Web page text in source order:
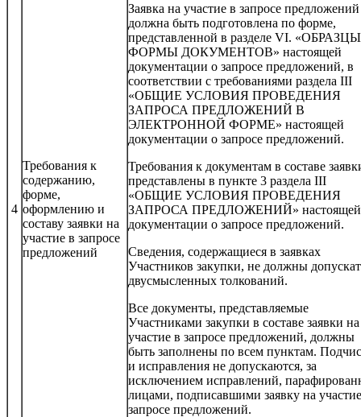
4
Требования к
содержанию,
форме,
оформлению и
составу заявки на
участие в запросе
предложений
Заявка на участие в запросе предложений
должна быть подготовлена по форме,
представленной в разделе VI.
ФОРМЫ ДОКУМЕНТОВ» настоящей
документации о запросе предложений, в
соответствии с требованиями раздела III
«ОБЩИЕ УСЛОВИЯ ПРОВЕДЕНИЯ
ЗАПРОСА ПРЕДЛОЖЕНИЙ В
ЭЛЕКТРОННОЙ ФОРМЕ» настоящей
документации о запросе предложений.
Требования к документам в составе
представлены в пункте 3 раздела III
«ОБЩИЕ УСЛОВИЯ ПРОВЕДЕНИЯ
ЗАПРОСА ПРЕДЛОЖЕНИЙ» настоящей
документации о запросе предложений.
Сведения, содержащиеся в заявках
Участников закупки, не должны
двусмысленных толкований.
Все документы, представляемые
Участниками закупки в составе заявки на
участие в запросе предложений, должны
быть заполнены по всем пунктам.
и исправления не допускаются, за
исключением исправлений,
лицами, подписавшими заявку на
запросе предложений.